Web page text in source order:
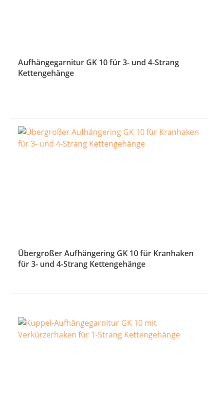
Aufhängegarnitur GK 10 für 3- und 4-Strang
Kettengehänge
Übergroßer Aufhängering GK 10 für Kranhaken
für 3- und 4-Strang Kettengehänge